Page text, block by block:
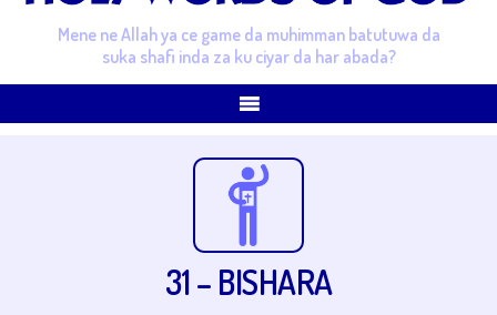
Mene ne Allah ya ce game da muhimman batutuwa da
suka shafi inda za ku ciyar da har abada?
31 – BISHARA